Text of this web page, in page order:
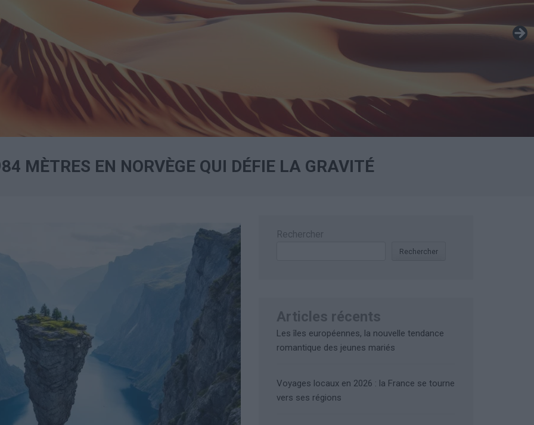
MÈTRES EN NORVÈGE QUI DÉFIE LA GRAVITÉ
Rechercher
Rechercher
Articles récents
Les îles européennes, la nouvelle tendance
romantique des jeunes mariés
Voyages locaux en 2026 : la France se tourne
vers ses régions